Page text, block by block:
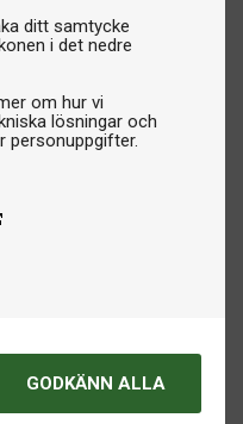
ditt samtycke
i det nedre
om hur vi
lösningar och
GODKÄNN ALLA